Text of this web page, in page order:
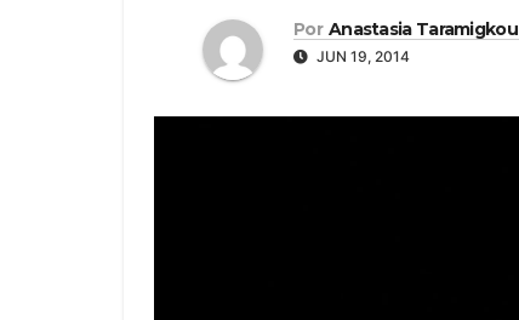
Por Anastasia Taramigkou
JUN 19, 2014